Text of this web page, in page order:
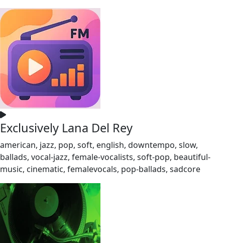
Exclusively Lana Del Rey
american, jazz, pop, soft, english, downtempo, slow,
ballads, vocal-jazz, female-vocalists, soft-pop, beautiful-
music, cinematic, femalevocals, pop-ballads, sadcore